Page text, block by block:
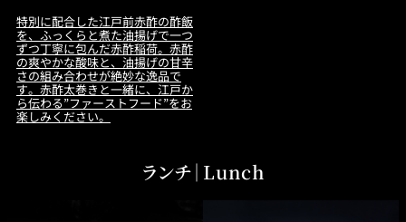
特別に配合した江戸前赤酢の酢飯
を、ふっくらと煮た油揚げで一つ
ずつ丁寧に包んだ赤酢稲荷。赤酢
の爽やかな酸味と、油揚げの甘辛
さの組み合わせが絶妙な逸品で
す。赤酢太巻きと一緒に、江戸か
ら伝わる”ファーストフード”をお
楽しみください。
ランチ｜Lunch